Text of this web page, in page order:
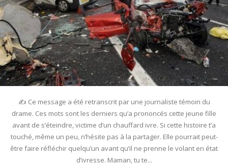
✍️ Ce message a été retranscrit par une journaliste témoin du
drame. Ces mots sont les derniers qu’a prononcés cette jeune fille
avant de s’éteindre, victime d’un chauffard ivre. Si cette histoire t’a
touché, même un peu, n’hésite pas à la partager. Elle pourrait peut-
être faire réfléchir quelqu’un avant qu’il ne prenne le volant en état
d’ivresse. Maman, tu te...